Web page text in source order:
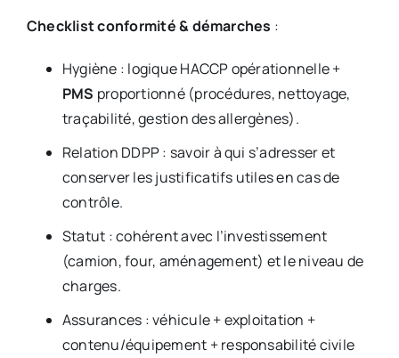
Checklist conformité & démarches :
Hygiène : logique HACCP opérationnelle +
PMS proportionné (procédures, nettoyage,
traçabilité, gestion des allergènes).
Relation DDPP : savoir à qui s’adresser et
conserver les justificatifs utiles en cas de
contrôle.
Statut : cohérent avec l’investissement
(camion, four, aménagement) et le niveau de
charges.
Assurances : véhicule + exploitation +
contenu/équipement + responsabilité civile